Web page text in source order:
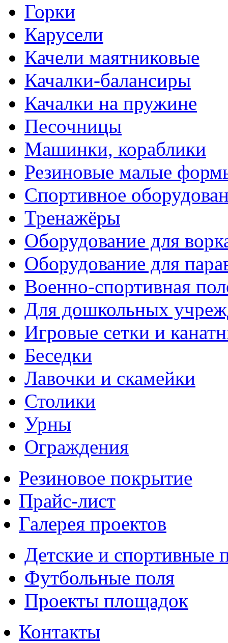
Горки
Карусели
Качели маятниковые
Качалки-балансиры
Качалки на пружине
Песочницы
Машинки, кораблики
Резиновые малые
Спортивное
Тренажёры
Оборудование для
Оборудование для
Военно-спортивная
Для дошкольных
Игровые сетки и
Беседки
Лавочки и скамейки
Столики
Урны
Ограждения
Резиновое покрытие
Прайс-лист
Галерея проектов
Детские и спортивные
Футбольные поля
Проекты площадок
Контакты